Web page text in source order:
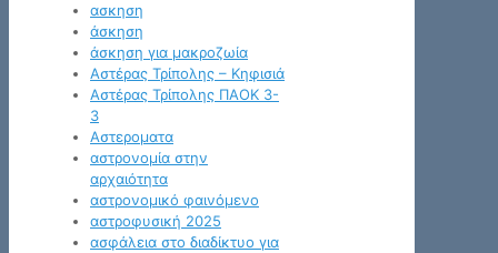
ασκηση
άσκηση
άσκηση για μακροζωία
Αστέρας Τρίπολης – Κηφισιά
Αστέρας Τρίπολης ΠΑΟΚ 3-
3
Αστεροματα
αστρονομία στην
αρχαιότητα
αστρονομικό φαινόμενο
αστροφυσική 2025
ασφάλεια στο διαδίκτυο για